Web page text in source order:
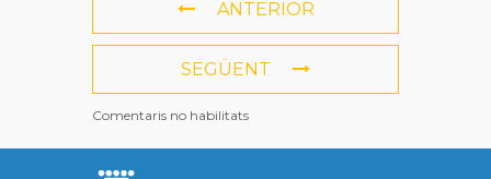
ANTERIOR
SEGÜENT
Comentaris no habilitats